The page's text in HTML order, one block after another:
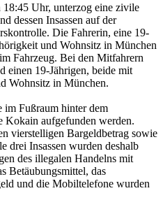
18:45 Uhr, unterzog eine zivile
dessen Insassen auf der
Die Fahrerin, eine 19-
und Wohnsitz in München
Fahrzeug. Bei den Mitfahrern
einen 19-Jährigen, beide mit
Wohnsitz in München.
Fußraum hinter dem
Kokain aufgefunden werden.
vierstelligen Bargeldbetrag sowie
drei Insassen wurden deshalb
des illegalen Handelns mit
Betäubungsmittel, das
und die Mobiltelefone wurden